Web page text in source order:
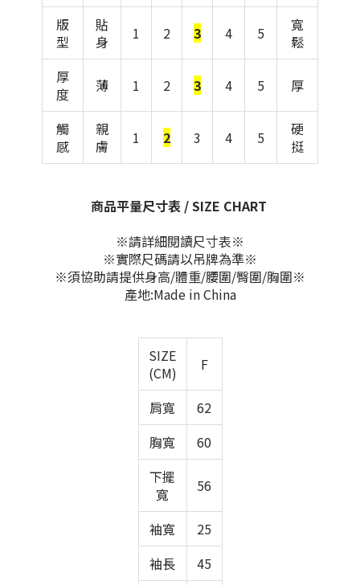
版
型
貼
身
1 2 3 4 5
寬
鬆
厚
度
薄 1 2 3 4 5 厚
觸
感
親
膚
1 2 3 4 5
硬
挺
商品平量尺寸表 / SIZE CHART
※請詳細閱讀尺寸表※
※實際尺碼請以吊牌為準※
※須協助請提供身高/體重/腰圍/臀圍/胸圍※
產地:Made in China
SIZE
(CM)
F
肩寬
62
胸寬
60
下擺
寬
56
袖寬
25
袖長
45